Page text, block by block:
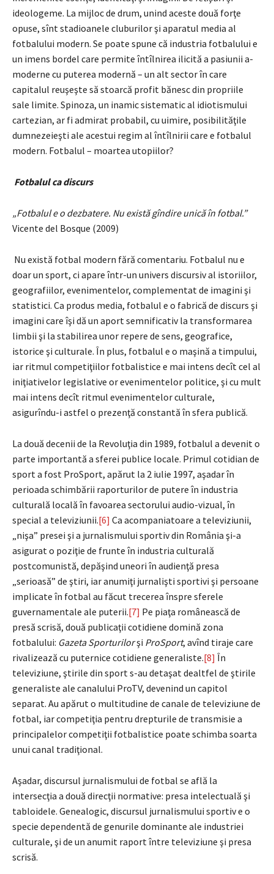
ideologeme. La mijloc de drum, unind aceste două forţe
opuse, sînt stadioanele cluburilor şi aparatul media al
fotbalului modern. Se poate spune că industria fotbalului e
un imens bordel care permite întîlnirea ilicită a pasiunii a-
moderne cu puterea modernă – un alt sector în care
capitalul reuşeşte să stoarcă profit bănesc din propriile
sale limite. Spinoza, un inamic sistematic al idiotismului
cartezian, ar fi admirat probabil, cu uimire, posibilităţile
dumnezeieşti ale acestui regim al întîlnirii care e fotbalul
modern. Fotbalul – moartea utopiilor?
Fotbalul ca discurs
„Fotbalul e o dezbatere. Nu există gîndire unică în fotbal.”
Vicente del Bosque (2009)
Nu există fotbal modern fără comentariu. Fotbalul nu e
doar un sport, ci apare într-un univers discursiv al istoriilor,
geografiilor, evenimentelor, complementat de imagini şi
statistici. Ca produs media, fotbalul e o fabrică de discurs şi
imagini care îşi dă un aport semnificativ la transformarea
limbii şi la stabilirea unor repere de sens, geografice,
istorice şi culturale. În plus, fotbalul e o maşină a timpului,
iar ritmul competiţiilor fotbalistice e mai intens decît cel al
iniţiativelor legislative or evenimentelor politice, şi cu mult
mai intens decît ritmul evenimentelor culturale,
asigurîndu-i astfel o prezenţă constantă în sfera publică.
La două decenii de la Revoluţia din 1989, fotbalul a devenit o
parte importantă a sferei publice locale. Primul cotidian de
sport a fost ProSport, apărut la 2 iulie 1997, aşadar în
perioada schimbării raporturilor de putere în industria
culturală locală în favoarea sectorului audio-vizual, în
special a televiziunii.[6] Ca acompaniatoare a televiziunii,
„nişa” presei şi a jurnalismului sportiv din România şi-a
asigurat o poziţie de frunte în industria culturală
postcomunistă, depăşind uneori în audienţă presa
„serioasă” de ştiri, iar anumiţi jurnalişti sportivi şi persoane
implicate în fotbal au făcut trecerea înspre sferele
guvernamentale ale puterii.[7] Pe piaţa românească de
presă scrisă, două publicaţii cotidiene domină zona
fotbalului: Gazeta Sporturilorşi ProSport, avînd tiraje care
rivalizează cu puternice cotidiene generaliste.[8] În
televiziune, ştirile din sport s-au detaşat dealtfel de ştirile
generaliste ale canalului ProTV, devenind un capitol
separat. Au apărut o multitudine de canale de televiziune de
fotbal, iar competiţia pentru drepturile de transmisie a
principalelor competiţii fotbalistice poate schimba soarta
unui canal tradiţional.
Aşadar, discursul jurnalismului de fotbal se află la
intersecţia a două direcţii normative: presa intelectuală şi
tabloidele. Genealogic, discursul jurnalismului sportiv e o
specie dependentă de genurile dominante ale industriei
culturale, şi de un anumit raport între televiziune şi presa
scrisă.